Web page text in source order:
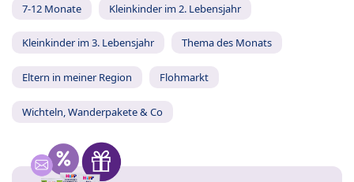
7-12 Monate Kleinkinder im 2. Lebensjahr
Kleinkinder im 3. Lebensjahr Thema des Monats
Eltern in meiner Region Flohmarkt
Wichteln, Wanderpakete & Co